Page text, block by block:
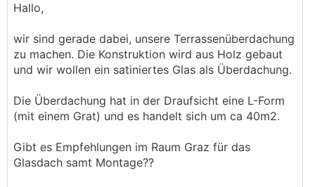
Hallo,
wir sind gerade dabei, unsere Terrassenüberdachung
zu machen. Die Konstruktion wird aus Holz gebaut
und wir wollen ein satiniertes Glas als Überdachung.
Die Überdachung hat in der Draufsicht eine L-Form
(mit einem Grat) und es handelt sich um ca 40m2.
Gibt es Empfehlungen im Raum Graz für das
Glasdach samt Montage??